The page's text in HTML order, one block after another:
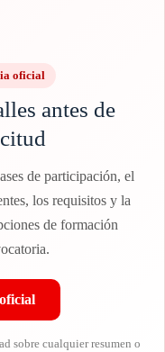
oficial
antes de
de participación, el
los requisitos y la
de formación
sobre cualquier resumen o